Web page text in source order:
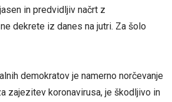
in predvidljiv načrt z
dekrete iz danes na jutri. Za šolo
demokratov je namerno norčevanje
zajezitev koronavirusa, je škodljivo in